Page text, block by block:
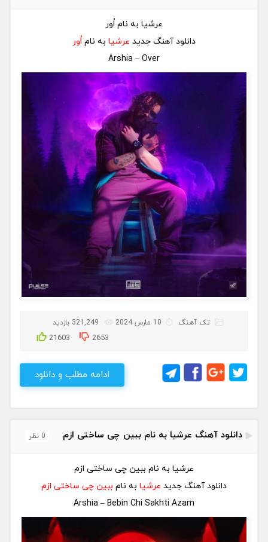
عرشیا به نام اُور
دانلود آهنگ جدید عرشیا به نام اُور
Arshia – Over
تک آهنگ 10 مارس 2024 321,249 بازدید
21603 2653
ادامه مطلب و دانلود
دانلود آهنگ عرشیا به نام ببین چی ساختی ازم 0 نظر
عرشیا به نام ببین چی ساختی ازم
دانلود آهنگ جدید عرشیا به نام ببین چی ساختی ازم
Arshia – Bebin Chi Sakhti Azam